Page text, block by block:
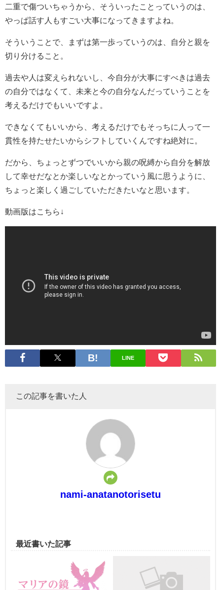
二重で傷ついちゃうから、そういったことっていうのは、
やっぱ話す人もすごい大事になってきますよね。
そういうことで、まずは第一歩っていうのは、自分と親を
切り分けること。
過去や人は変えられないし、今自分が大事にすべきは過去
の自分ではなくて、未来と今の自分なんだっていうことを
考えるだけでもいいですよ。
できなくてもいいから、考えるだけでもそっちに人って一
貫性を持たせたいからシフトしていくんですね絶対に。
だから、ちょっとずつでいいから親の呪縛から自分を解放
して幸せだなとか楽しいなとかっていう風に思うように、
ちょっと楽しく過ごしていただきたいなと思います。
動画版はこちら↓
LINE
この記事を書いた人
nami-anatanotorisetu
最近書いた記事